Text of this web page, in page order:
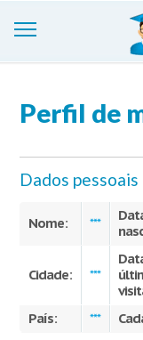
Cadastre-se
Entre
Perfil de
Dados pessoais
Nome: ***
Cidade: ***
País: ***